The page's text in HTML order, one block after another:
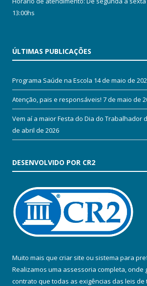
13:00hs
ÚLTIMAS PUBLICAÇÕES
Programa Saúde na Escola 14 de maio de
Atenção, pais e responsáveis! 7 de maio de
Vem aí a maior Festa do Dia do Trabalhador
de abril de 2026
DESENVOLVIDO POR CR2
Muito mais que criar site ou sistema para
Realizamos uma assessoria completa, onde
contrato que todas as exigências das leis de